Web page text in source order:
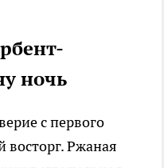
ночь
с первого
Ржаная